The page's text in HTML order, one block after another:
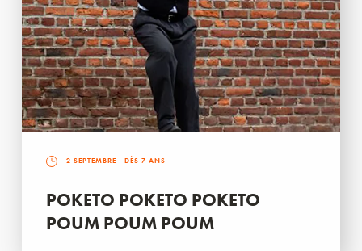
2 SEPTEMBRE - DÈS 7 ANS
POKETO POKETO POKETO
POUM POUM POUM